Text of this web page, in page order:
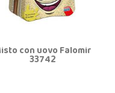
con uovo Falomir
33742